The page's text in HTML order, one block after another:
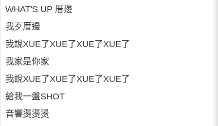
WHAT'S UP 厝邊
我歹厝邊
我說XUE了XUE了XUE了XUE了
我家是你家
我說XUE了XUE了XUE了XUE了
給我一盤SHOT
音響燙燙燙